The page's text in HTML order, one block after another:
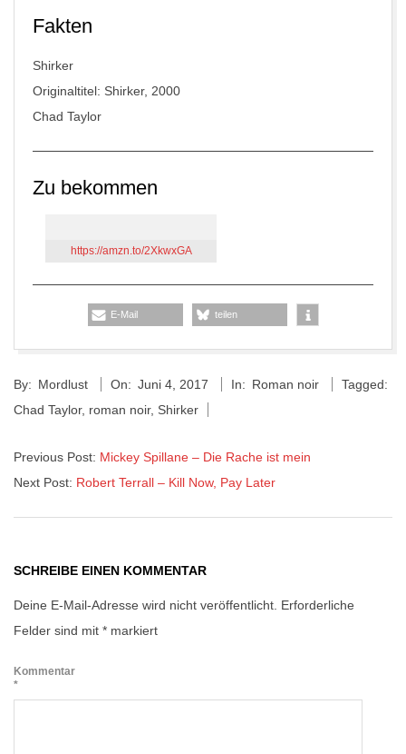
Fakten
Shirker
Originaltitel: Shirker, 2000
Chad Taylor
Zu bekommen
https://amzn.to/2XkwxGA
E-Mail teilen
06-
04
By: Mordlust On: Juni 4, 2017 In: Roman noir
Tagged:
Chad Taylor, roman noir, Shirker
Previous Post: Mickey Spillane – Die Rache ist mein
Next Post: Robert Terrall – Kill Now, Pay Later
SCHREIBE EINEN KOMMENTAR
Deine E-Mail-Adresse wird nicht veröffentlicht. Erforderliche
Felder sind mit * markiert
Kommentar
*